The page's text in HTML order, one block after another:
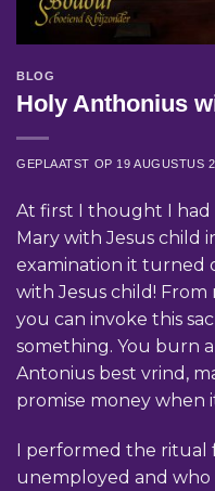
BLOG
Holy Anthonius
GEPLAATST OP 19 AUGUSTUS
At first I thought I
Mary with Jesus child
examination it turned
with Jesus child!
you can invoke this
something. You burn a
Antonius best vrind,
promise money when
I performed the ritual
unemployed and who